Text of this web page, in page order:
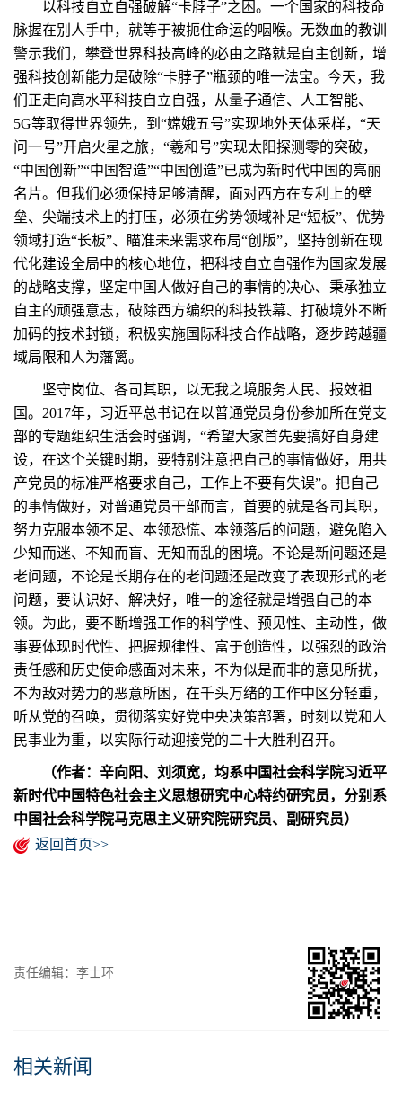
以科技自立自强破解“卡脖子”之困。一个国家的科技命
脉握在别人手中，就等于被扼住命运的咽喉。无数血的教训
警示我们，攀登世界科技高峰的必由之路就是自主创新，增
强科技创新能力是破除“卡脖子”瓶颈的唯一法宝。今天，我
们正走向高水平科技自立自强，从量子通信、人工智能、
5G等取得世界领先，到“嫦娥五号”实现地外天体采样，“天
问一号”开启火星之旅，“羲和号”实现太阳探测零的突破，
“中国创新”“中国智造”“中国创造”已成为新时代中国的亮丽
名片。但我们必须保持足够清醒，面对西方在专利上的壁
垒、尖端技术上的打压，必须在劣势领域补足“短板”、优势
领域打造“长板”、瞄准未来需求布局“创版”，坚持创新在现
代化建设全局中的核心地位，把科技自立自强作为国家发展
的战略支撑，坚定中国人做好自己的事情的决心、秉承独立
自主的顽强意志，破除西方编织的科技铁幕、打破境外不断
加码的技术封锁，积极实施国际科技合作战略，逐步跨越疆
域局限和人为藩篱。
坚守岗位、各司其职，以无我之境服务人民、报效祖
国。2017年，习近平总书记在以普通党员身份参加所在党支
部的专题组织生活会时强调，“希望大家首先要搞好自身建
设，在这个关键时期，要特别注意把自己的事情做好，用共
产党员的标准严格要求自己，工作上不要有失误”。把自己
的事情做好，对普通党员干部而言，首要的就是各司其职，
努力克服本领不足、本领恐慌、本领落后的问题，避免陷入
少知而迷、不知而盲、无知而乱的困境。不论是新问题还是
老问题，不论是长期存在的老问题还是改变了表现形式的老
问题，要认识好、解决好，唯一的途径就是增强自己的本
领。为此，要不断增强工作的科学性、预见性、主动性，做
事要体现时代性、把握规律性、富于创造性，以强烈的政治
责任感和历史使命感面对未来，不为似是而非的意见所扰，
不为敌对势力的恶意所困，在千头万绪的工作中区分轻重，
听从党的召唤，贯彻落实好党中央决策部署，时刻以党和人
民事业为重，以实际行动迎接党的二十大胜利召开。
（作者：辛向阳、刘须宽，均系中国社会科学院习近平
新时代中国特色社会主义思想研究中心特约研究员，分别系
中国社会科学院马克思主义研究院研究员、副研究员）
返回首页>>
责任编辑：李士环
相关新闻